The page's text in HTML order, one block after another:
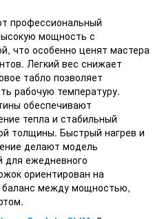
профессиональный
мощность с
что особенно ценят мастера
Легкий вес снижает
табло позволяет
рабочую температуру.
обеспечивают
тепла и стабильный
толщины. Быстрый нагрев и
делают модель
для ежедневного
ориентирован на
между мощностью,